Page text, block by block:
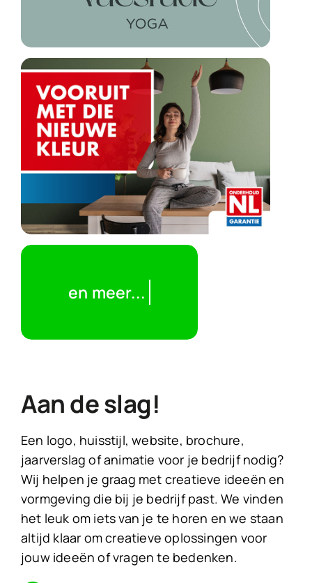
Aan de slag!
Een logo, huisstijl, website, brochure,
jaarverslag of animatie voor je bedrijf nodig?
Wij helpen je graag met creatieve ideeën en
vormgeving die bij je bedrijf past. We vinden
het leuk om iets van je te horen en we staan
altijd klaar om creatieve oplossingen voor
jouw ideeën of vragen te bedenken.